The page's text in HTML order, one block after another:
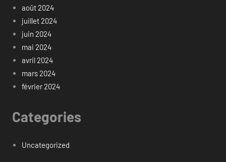
août 2024
juillet 2024
juin 2024
mai 2024
avril 2024
mars 2024
février 2024
Categories
Uncategorized